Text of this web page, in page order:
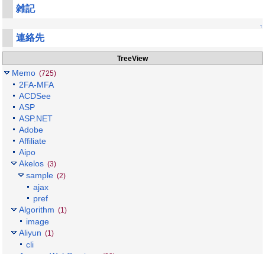
雑記
↑
連絡先
TreeView
Memo (725)
2FA-MFA
ACDSee
ASP
ASP.NET
Adobe
Affiliate
Aipo
Akelos (3)
sample (2)
ajax
pref
Algorithm (1)
image
Aliyun (1)
cli